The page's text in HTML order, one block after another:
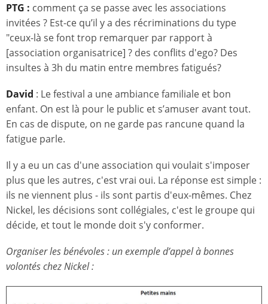
PTG : comment ça se passe avec les associations
invitées ? Est-ce qu’il y a des récriminations du type
"ceux-là se font trop remarquer par rapport à
[association organisatrice] ? des conflits d'ego? Des
insultes à 3h du matin entre membres fatigués?
David : Le festival a une ambiance familiale et bon
enfant. On est là pour le public et s’amuser avant tout.
En cas de dispute, on ne garde pas rancune quand la
fatigue parle.
Il y a eu un cas d'une association qui voulait s'imposer
plus que les autres, c'est vrai oui. La réponse est simple :
ils ne viennent plus - ils sont partis d'eux-mêmes. Chez
Nickel, les décisions sont collégiales, c'est le groupe qui
décide, et tout le monde doit s'y conformer.
Organiser les bénévoles : un exemple d’appel à bonnes
volontés chez Nickel :